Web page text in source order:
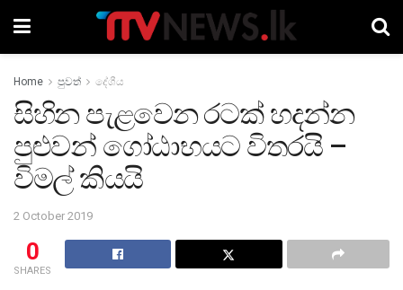
Home පුවත් දේශීය
සිහින පැළවෙන රටක් හදන්න
පුළුවන් ගෝඨාභයට විතරයි –
විමල් කියයි
2 October 2019
0
SHARES